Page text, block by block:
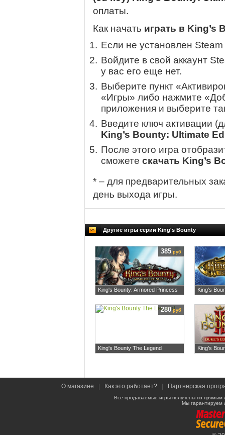
оплаты.
Как начать играть в King’s
Если не установлен
Войдите в свой аккаунт
у вас его еще нет.
Выберите пункт
«Игры» либо нажмите
приложения и выберите
Введите ключ активации
King’s Bounty: Ultimate
После этого игра
сможете скачать King’s
* – для предварительных
день выхода игры.
Другие игры серии King's Bounty
King's Bounty: Armored Princess
385 руб
King's
King's Bounty The Legend
280руб
King's
О магазине Как это работает? Партнерская
Все продаваемые игры получены по
Мы гарантируем